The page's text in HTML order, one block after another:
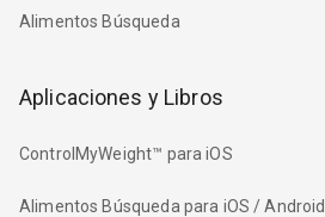
Alimentos Búsqueda
Aplicaciones y Libros
ControlMyWeight™ para iOS
Alimentos Búsqueda para iOS / Android